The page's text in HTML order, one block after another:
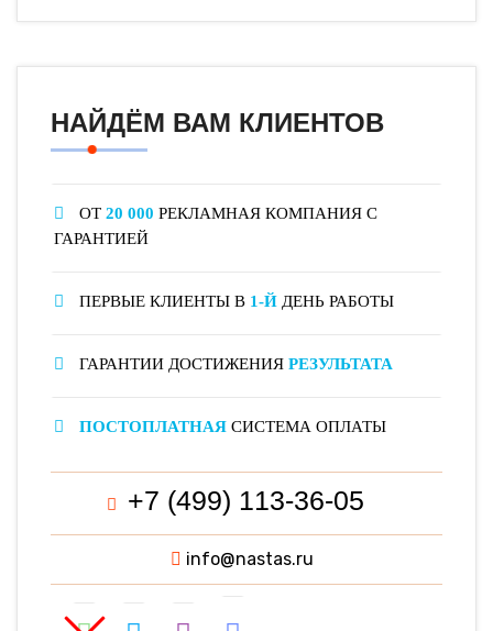
НАЙДЁМ ВАМ КЛИЕНТОВ
ОТ 20 000 РЕКЛАМНАЯ КОМПАНИЯ С
ГАРАНТИЕЙ
ПЕРВЫЕ КЛИЕНТЫ В 1-Й ДЕНЬ РАБОТЫ
ГАРАНТИИ ДОСТИЖЕНИЯ РЕЗУЛЬТАТА
ПОСТОПЛАТНАЯ СИСТЕМА ОПЛАТЫ
+7 (499) 113-36-05
info@nastas.ru